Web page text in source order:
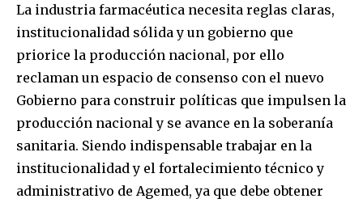
La industria farmacéutica necesita reglas claras,
institucionalidad sólida y un gobierno que
priorice la producción nacional, por ello
reclaman un espacio de consenso con el nuevo
Gobierno para construir políticas que impulsen la
producción nacional y se avance en la soberanía
sanitaria. Siendo indispensable trabajar en la
institucionalidad y el fortalecimiento técnico y
administrativo de Agemed, ya que debe obtener